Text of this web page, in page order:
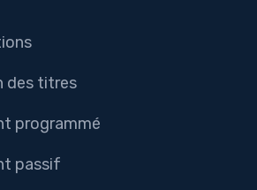
des titres
programmé
passif